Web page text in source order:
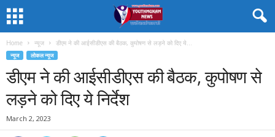
Home न्यूज डीएम ने की आईसीडीएस की बैठक, कुपोषण से लड़ने को दिए ये...
न्यूज लोकल न्यूज
डीएम ने की आईसीडीएस की बैठक, कुपोषण से
लड़ने को दिए ये निर्देश
March 2, 2023